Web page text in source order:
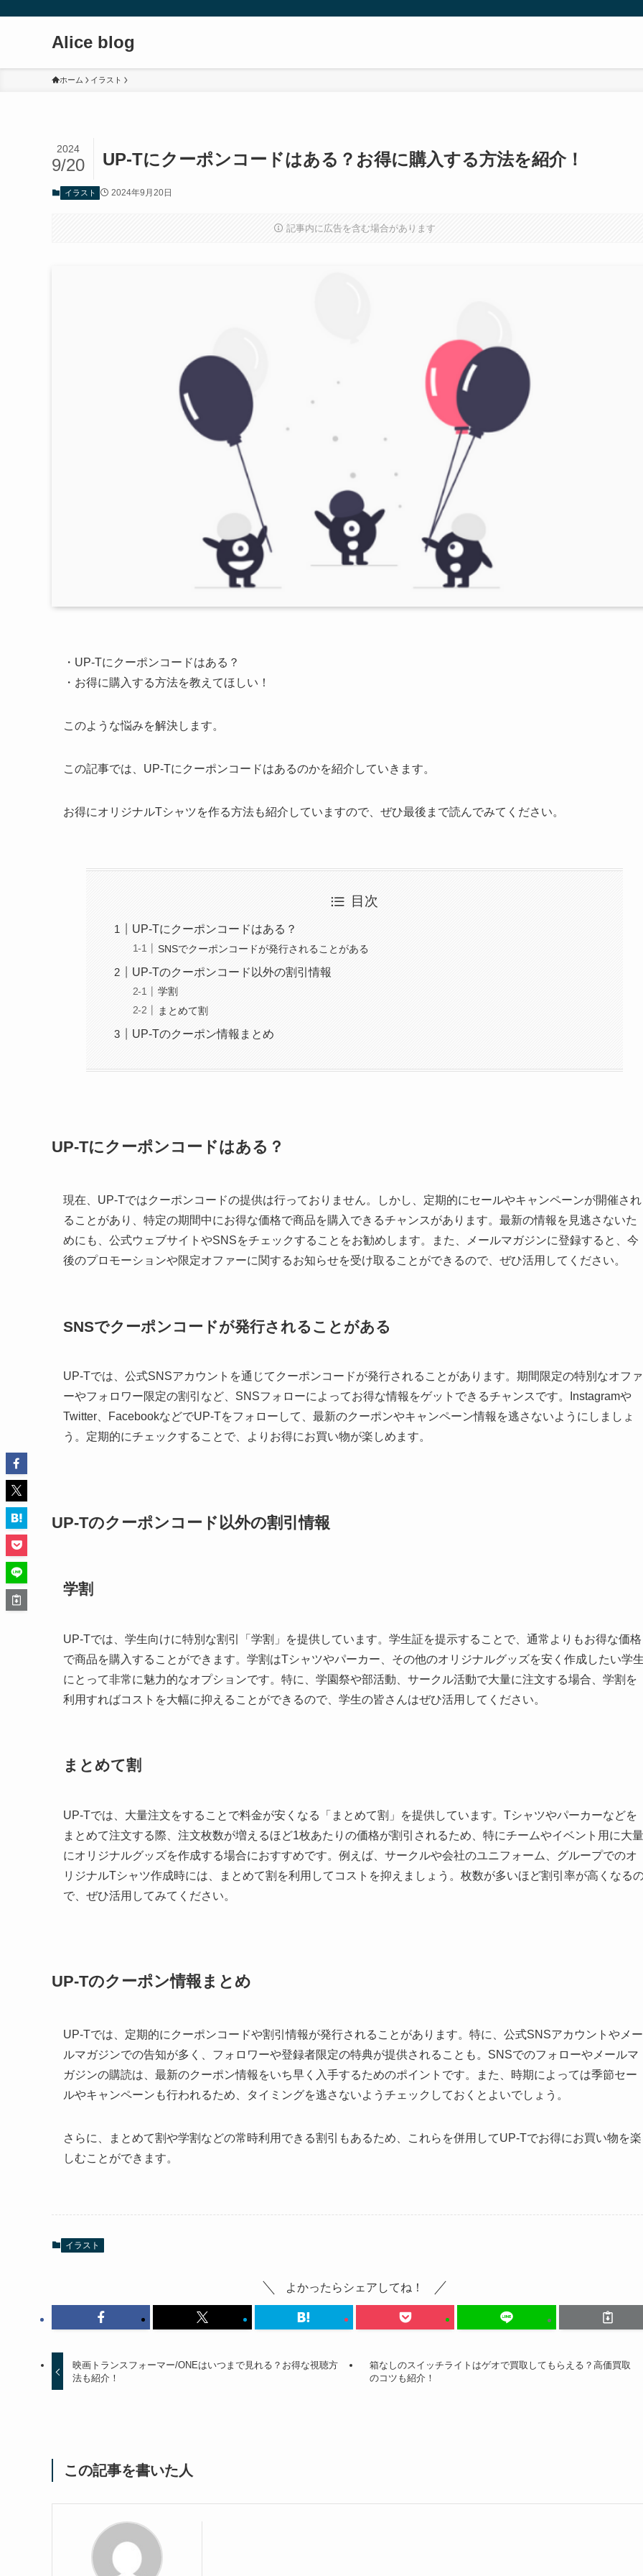
Alice blog
ホーム イラスト
UP-Tにクーポンコードはある？お得に購入する方法を紹介！
2024
9/20
イラスト 2024年9月20日
記事内に広告を含む場合があります
・UP-Tにクーポンコードはある？
・お得に購入する方法を教えてほしい！
このような悩みを解決します。
この記事では、UP-Tにクーポンコードはあるのかを紹介していきます。
お得にオリジナルTシャツを作る方法も紹介していますので、ぜひ最後まで読んでみてください。
目次
UP-Tにクーポンコードはある？
SNSでクーポンコードが発行されることがある
UP-Tのクーポンコード以外の割引情報
学割
まとめて割
UP-Tのクーポン情報まとめ
UP-Tにクーポンコードはある？
現在、UP-Tではクーポンコードの提供は行っておりません。しかし、定期的にセールやキャンペーンが開催され
ることがあり、特定の期間中にお得な価格で商品を購入できるチャンスがあります。最新の情報を見逃さないた
めにも、公式ウェブサイトやSNSをチェックすることをお勧めします。また、メールマガジンに登録すると、今
後のプロモーションや限定オファーに関するお知らせを受け取ることができるので、ぜひ活用してください。
SNSでクーポンコードが発行されることがある
UP-Tでは、公式SNSアカウントを通じてクーポンコードが発行されることがあります。期間限定の特別なオファ
ーやフォロワー限定の割引など、SNSフォローによってお得な情報をゲットできるチャンスです。Instagramや
Twitter、FacebookなどでUP-Tをフォローして、最新のクーポンやキャンペーン情報を逃さないようにしましょ
う。定期的にチェックすることで、よりお得にお買い物が楽しめます。
UP-Tのクーポンコード以外の割引情報
学割
UP-Tでは、学生向けに特別な割引「学割」を提供しています。学生証を提示することで、通常よりもお得な価格
で商品を購入することができます。学割はTシャツやパーカー、その他のオリジナルグッズを安く作成したい学生
にとって非常に魅力的なオプションです。特に、学園祭や部活動、サークル活動で大量に注文する場合、学割を
利用すればコストを大幅に抑えることができるので、学生の皆さんはぜひ活用してください。
まとめて割
UP-Tでは、大量注文をすることで料金が安くなる「まとめて割」を提供しています。Tシャツやパーカーなどを
まとめて注文する際、注文枚数が増えるほど1枚あたりの価格が割引されるため、特にチームやイベント用に大量
にオリジナルグッズを作成する場合におすすめです。例えば、サークルや会社のユニフォーム、グループでのオ
リジナルTシャツ作成時には、まとめて割を利用してコストを抑えましょう。枚数が多いほど割引率が高くなる
で、ぜひ活用してみてください。
UP-Tのクーポン情報まとめ
UP-Tでは、定期的にクーポンコードや割引情報が発行されることがあります。特に、公式SNSアカウントやメー
ルマガジンでの告知が多く、フォロワーや登録者限定の特典が提供されることも。SNSでのフォローやメールマ
ガジンの購読は、最新のクーポン情報をいち早く入手するためのポイントです。また、時期によっては季節セー
ルやキャンペーンも行われるため、タイミングを逃さないようチェックしておくとよいでしょう。
さらに、まとめて割や学割などの常時利用できる割引もあるため、これらを併用してUP-Tでお得にお買い物を楽
しむことができます。
イラスト
よかったらシェアしてね！
映画トランスフォーマー/ONEはいつまで見れる？お得な視聴方
法も紹介！
箱なしのスイッチライトはゲオで買取してもらえる？高価買取
のコツも紹介！
この記事を書いた人